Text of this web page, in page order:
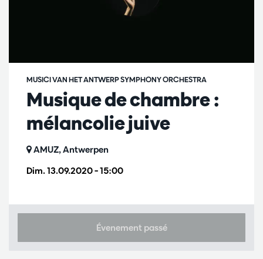
Musique de chambre :
mélancolie juive
MUSICI VAN HET ANTWERP SYMPHONY ORCHESTRA
Dim. 13.09.2020– 15:00
AMUZ, Antwerpen
Évenement passé